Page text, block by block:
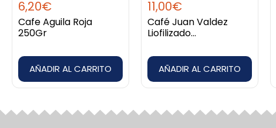
6,20€
Cafe Aguila Roja
250Gr
AÑADIR AL CARRITO
11,00€
Café Juan Valdez
Liofilizado
AÑADIR AL CARRITO